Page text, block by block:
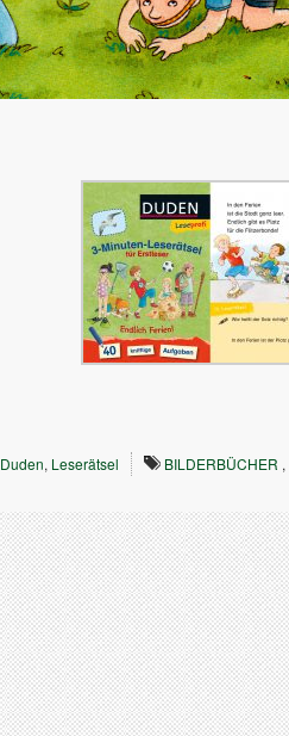
Duden, Leserätsel BILDERBÜCHER ,